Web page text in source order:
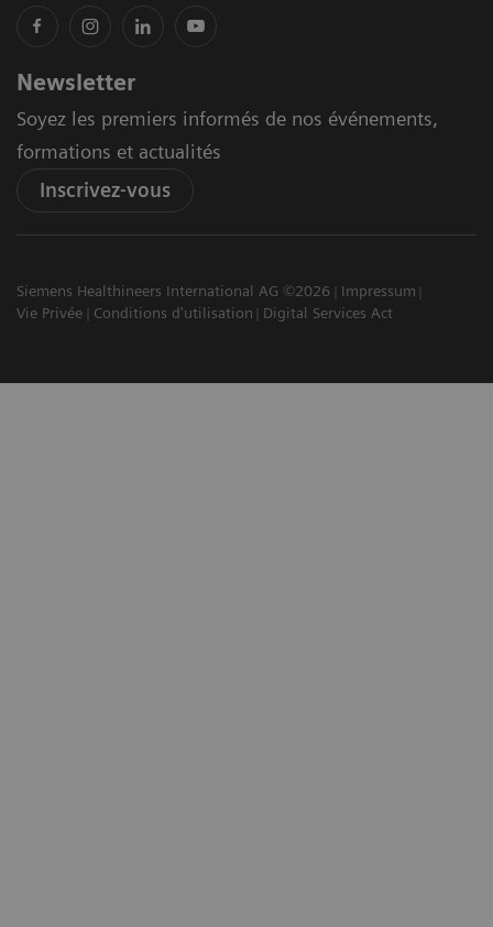
Newsletter
Soyez les premiers informés de nos événements,
formations et actualités
Inscrivez-vous
Siemens Healthineers International AG ©2026
Impressum
Vie Privée
Conditions d'utilisation Digital Services Act